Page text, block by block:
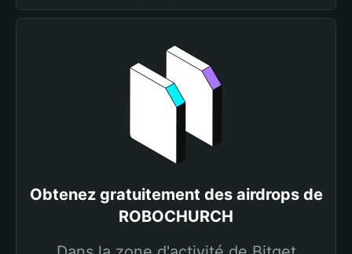
Obtenez gratuitement des airdrops de
ROBOCHURCH